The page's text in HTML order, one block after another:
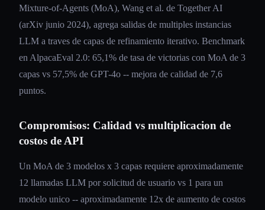
Mixture-of-Agents (MoA), Wang et al. de Together AI
(arXiv junio 2024), agrega salidas de multiples instancias
LLM a traves de capas de refinamiento iterativo. Benchmark
en AlpacaEval 2.0: 65,1% de tasa de victorias con MoA de 3
capas vs 57,5% de GPT-4o -- mejora de calidad de 7,6
puntos.
Compromisos: Calidad vs multiplicacion de
costos de API
Un MoA de 3 modelos x 3 capas requiere aproximadamente
12 llamadas LLM por solicitud de usuario vs 1 para un
modelo unico -- aproximadamente 12x de aumento de costos